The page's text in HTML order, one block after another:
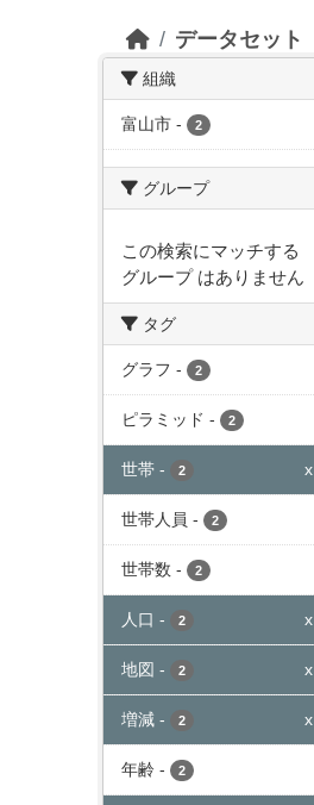
データセット
組織
富山市 - 2
グループ
この検索にマッチする
グループ はありません
タグ
グラフ - 2
ピラミッド - 2
世帯 - 2 x
世帯人員 - 2
世帯数 - 2
人口 - 2 x
地図 - 2 x
増減 - 2 x
年齢 - 2